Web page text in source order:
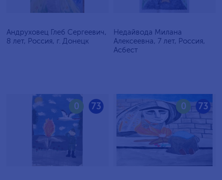
Андруховец Глеб Сергеевич,
8 лет, Россия, г. Донецк
Недайвода Милана
Алексеевна, 7 лет, Россия,
Асбест
73
0 73
0